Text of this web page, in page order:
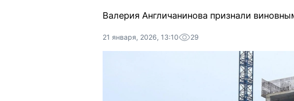
Валерия Англичанинова признали
21 января, 2026, 13:10 29